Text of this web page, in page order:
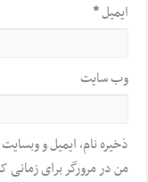
ایمیل*
وب‌ سایت
ذخیره نام، ایمیل و وبسایت
من در مرورگر برای